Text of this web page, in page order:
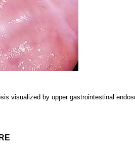
visualized by upper gastrointestinal